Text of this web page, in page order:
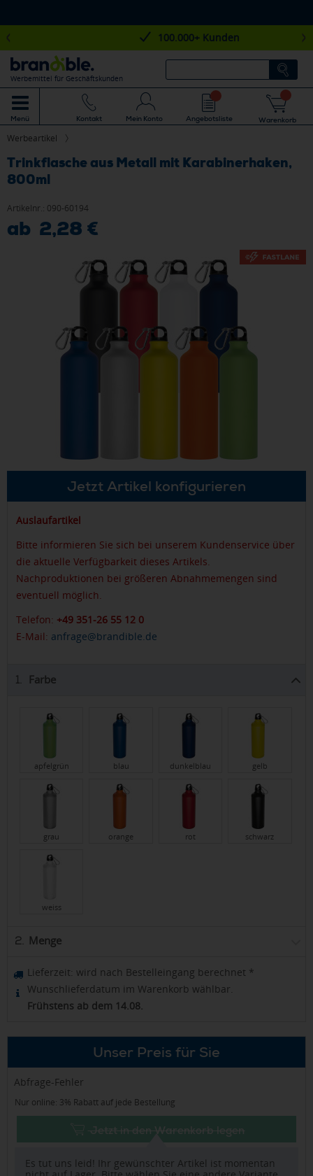
100.000+ Kunden
Werbemittel für Geschäftskunden
Menü Kontakt Mein Konto Angebotsliste Warenkorb
Werbeartikel
Trinkflasche aus Metall mit Karabinerhaken,
800ml
Artikelnr.: 090-60194
ab 2,28 €
Jetzt Artikel konfigurieren
Auslaufartikel
Bitte informieren Sie sich bei unserem Kundenservice über
die aktuelle Verfügbarkeit dieses Artikels.
Nachproduktionen bei größeren Abnahmemengen sind
eventuell möglich.
Telefon: +49 351-26 55 12 0
E-Mail: anfrage@brandible.de
1. Farbe
apfelgrün blau dunkelblau gelb
grau orange rot schwarz
weiss
2. Menge
Lieferzeit: wird nach Bestelleingang berechnet *
Wunschlieferdatum im Warenkorb wählbar.
Frühstens ab dem 14.08.
Unser Preis für Sie
Abfrage-Fehler
Nur online: 3% Rabatt auf jede Bestellung
Jetzt in den Warenkorb legen
Es tut uns leid! Ihr gewünschter Artikel ist momentan